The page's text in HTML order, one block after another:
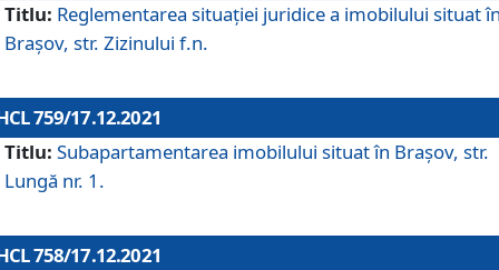
Titlu: Reglementarea situației juridice a imobilului situat
Brașov, str. Zizinului f.n.
759/17.12.2021
Titlu: Subapartamentarea imobilului situat în Brașov, str.
Lungă nr. 1.
758/17.12.2021